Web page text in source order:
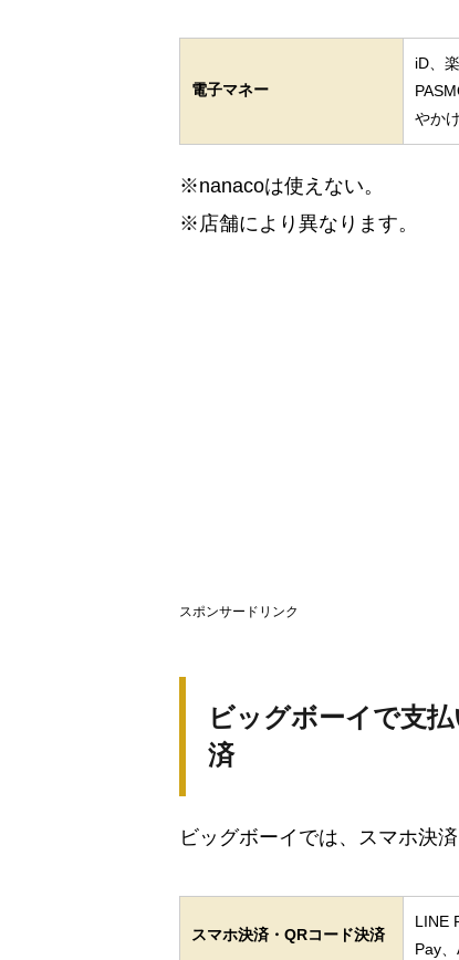
電子マネー
iD、
やか
※nanacoは使えない。
※店舗により異なります。
スポンサードリンク
ビッグボーイで支
済
ビッグボーイでは、スマホ決
スマホ決済・QRコード決済
LINE
Pay